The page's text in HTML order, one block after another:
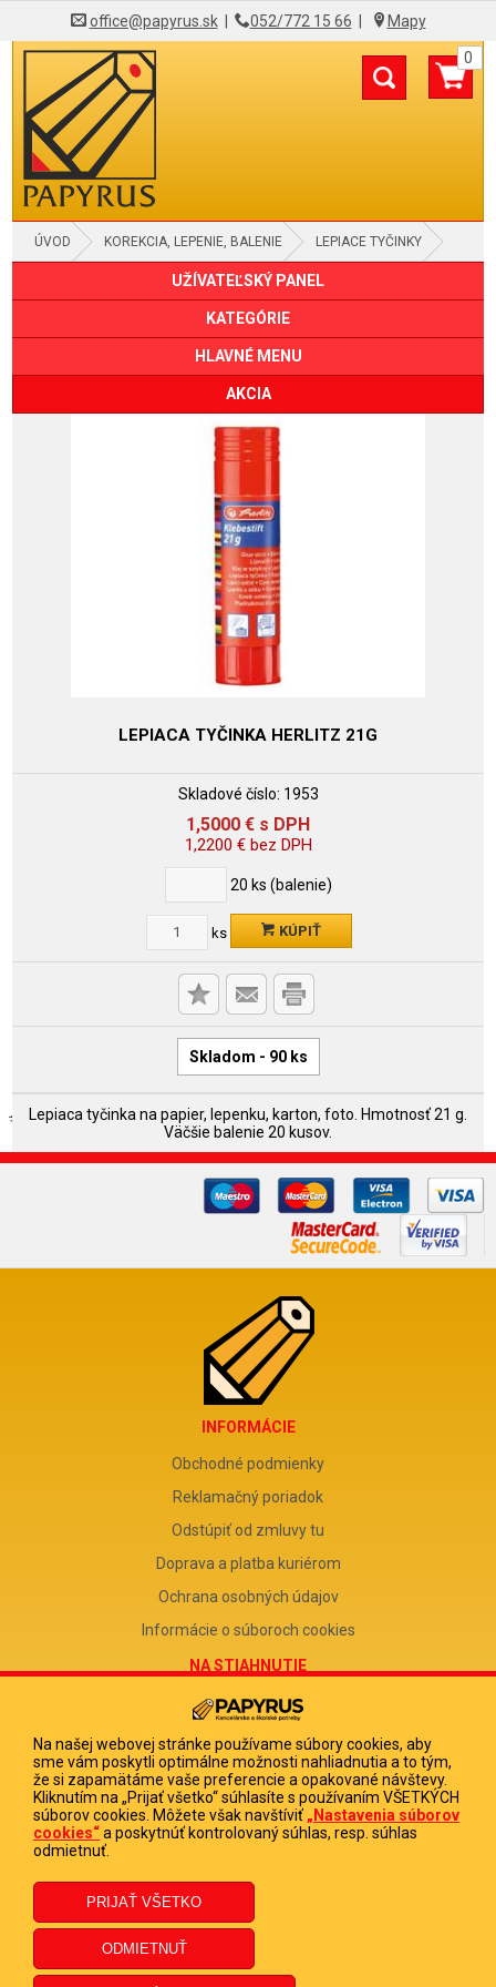
office@papyrus.sk| 052/772 15 66 Mapy
0
ÚVOD KOREKCIA, LEPENIE, BALENIE LEPIACE TYČINKY
UŽÍVATEĽSKÝ PANEL
KATEGÓRIE
HLAVNÉ MENU
AKCIA
LEPIACA TYČINKA HERLITZ 21G
Skladové číslo: 1953
1,5000 € s DPH
1,2200 €bez DPH
20 ks (balenie)
ks KÚPIŤ
Skladom - 90 ks
Lepiaca tyčinka na papier, lepenku, karton, foto. Hmotnosť 21 g.
Väčšie balenie 20 kusov.
INFORMÁCIE
Obchodné podmienky
Reklamačný poriadok
Odstúpiť od zmluvy tu
Doprava a platba kuriérom
Ochrana osobných údajov
Informácie o súboroch cookies
NA STIAHNUTIE
Reklamačný formulár
Odstúpenie od zmluvy
Poučenie o odstúpení od zmluvy
FIRMA
PAPYRUS POPRAD, s.r.o.
DIČ 2020513880
IČ DPH SK2020513880
Na našej webovej stránke používame súbory cookies, aby
sme vám poskytli optimálne možnosti nahliadnutia a to tým,
že si zapamätáme vaše preferencie a opakované návštevy.
Kliknutím na „Prijať všetko“ súhlasíte s používaním VŠETKÝCH
súborov cookies. Môžete však navštíviť „Nastavenia súborov
cookies“a poskytnúť kontrolovaný súhlas, resp. súhlas
odmietnuť.